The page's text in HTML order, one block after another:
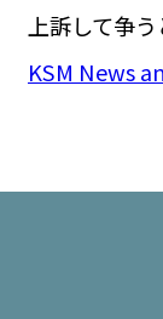
上訴して争う
KSM News